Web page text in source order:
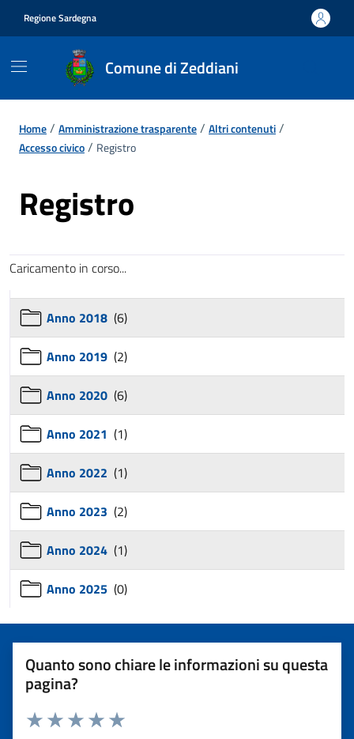
Regione Sardegna
Comune di Zeddiani
Home/ Amministrazione trasparente/ Altri contenuti/
Accesso civico/ Registro
Registro
Caricamento in corso...
Anno 2018 (6)
Anno 2019 (2)
Anno 2020 (6)
Anno 2021 (1)
Anno 2022 (1)
Anno 2023 (2)
Anno 2024 (1)
Anno 2025 (0)
Quanto sono chiare le informazioni su questa
pagina?